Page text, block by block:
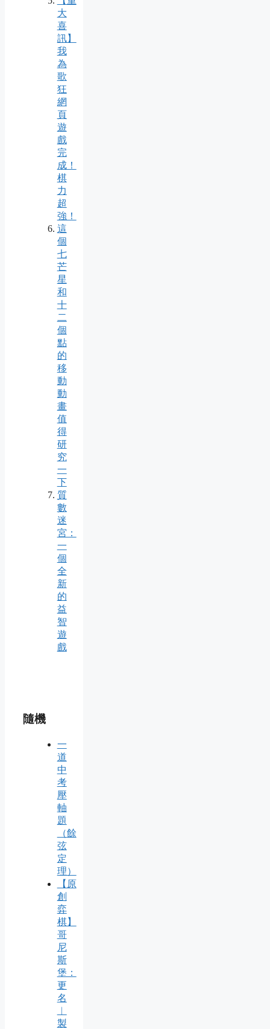
大
喜
訊】
我
為
歌
狂
網
頁
遊
戲
完
成！
棋
力
超
強！
這
個
七
芒
星
和
十
二
個
點
的
移
動
動
畫
值
得
研
究
一
下
質
數
迷
宮：
一
個
全
新
的
益
智
遊
戲
隨機
一
道
中
考
壓
軸
題
（餘
弦
定
理）
【原
創
弈
棋】
哥
尼
斯
堡：
更
名
︱
製